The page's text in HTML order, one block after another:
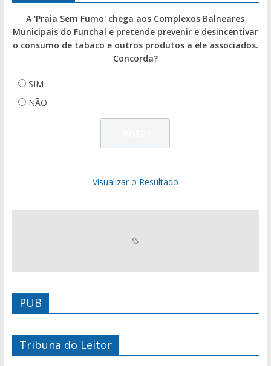
A 'Praia Sem Fumo' chega aos Complexos Balneares
Municipais do Funchal e pretende prevenir e desincentivar
o consumo de tabaco e outros produtos a ele associados.
Concorda?
SIM
NÃO
Visualizar o Resultado
PUB
Tribuna do Leitor